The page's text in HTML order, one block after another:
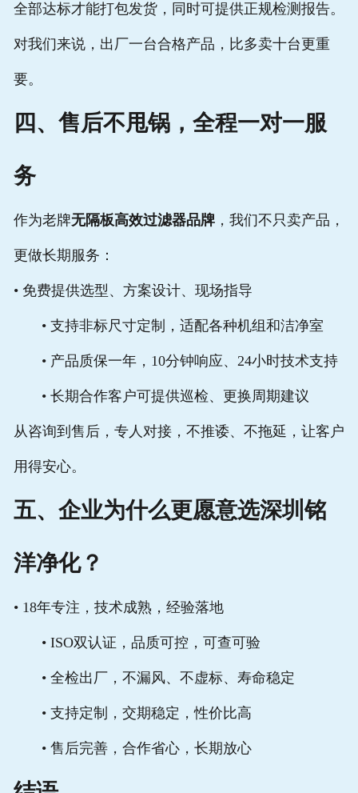
全部达标才能打包发货，同时可提供正规检测报告。
对我们来说，出厂一台合格产品，比多卖十台更重
要。
四、售后不甩锅，全程一对一服
务
作为老牌无隔板高效过滤器品牌，我们不只卖产品，
更做长期服务：
• 免费提供选型、方案设计、现场指导
• 支持非标尺寸定制，适配各种机组和洁净室
• 产品质保一年，10分钟响应、24小时技术支持
• 长期合作客户可提供巡检、更换周期建议
从咨询到售后，专人对接，不推诿、不拖延，让客户
用得安心。
五、企业为什么更愿意选深圳铭
洋净化？
• 18年专注，技术成熟，经验落地
• ISO双认证，品质可控，可查可验
• 全检出厂，不漏风、不虚标、寿命稳定
• 支持定制，交期稳定，性价比高
• 售后完善，合作省心，长期放心